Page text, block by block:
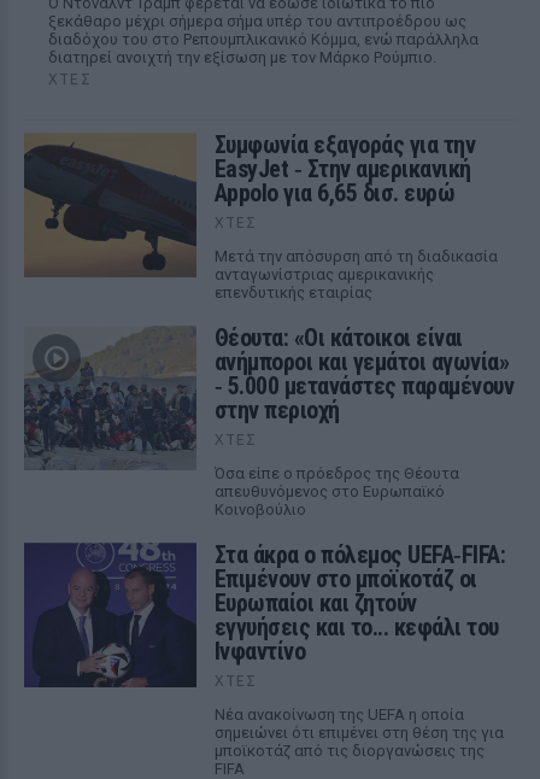
ξεκάθαρο μέχρι σήμερα σήμα υπέρ του αντιπροέδρου ως
διαδόχου του στο Ρεπουμπλικανικό Κόμμα, ενώ παράλληλα
διατηρεί ανοιχτή την εξίσωση με τον Μάρκο Ρούμπιο.
ΧΤΕΣ
Συμφωνία εξαγοράς για την
EasyJet ‑ Στην αμερικανική
Appolo για 6,65 δισ. ευρώ
ΧΤΕΣ
Μετά την απόσυρση από τη διαδικασία
ανταγωνίστριας αμερικανικής
επενδυτικής εταιρίας
Θέουτα: «Οι κάτοικοι είναι
ανήμποροι και γεμάτοι αγωνία»
‑ 5.000 μετανάστες παραμένουν
στην περιοχή
ΧΤΕΣ
Όσα είπε ο πρόεδρος της Θέουτα
απευθυνόμενος στο Ευρωπαϊκό
Κοινοβούλιο
Στα άκρα ο πόλεμος UEFA‑FIFA:
Επιμένουν στο μποϊκοτάζ οι
Ευρωπαίοι και ζητούν
εγγυήσεις και το... κεφάλι του
Ινφαντίνο
ΧΤΕΣ
Νέα ανακοίνωση της UEFA η οποία
σημειώνει ότι επιμένει στη θέση της για
μποϊκοτάζ από τις διοργανώσεις της
FIFA